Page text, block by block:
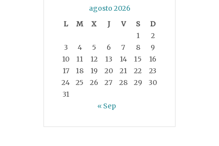
agosto 2026
L
M X J V S
D
1
2
3
4 5 6 7 8
9
10
11 12 13 14 15
16
17
18 19 20 21 22
23
24
25 26 27 28 29
30
31
« Sep